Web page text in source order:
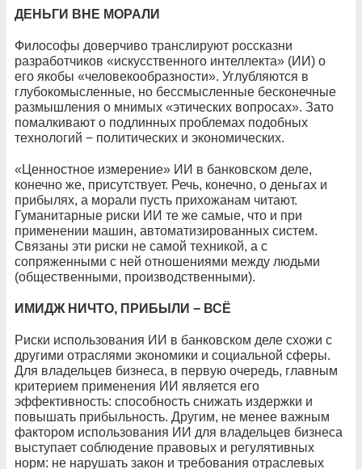
ДЕНЬГИ ВНЕ МОРАЛИ
Философы доверчиво транслируют россказни
разработчиков «искусственного интеллекта» (ИИ) о
его якобы «человекообразности». Углубляются в
глубокомысленные, но бессмысленные бесконечные
размышления о мнимых «этических вопросах». Зато
помалкивают о подлинных проблемах подобных
технологий − политических и экономических.
«Ценностное измерение» ИИ в банковском деле,
конечно же, присутствует. Речь, конечно, о деньгах и
прибылях, а морали пусть прихожанам читают.
Гуманитарные риски ИИ те же самые, что и при
применении машин, автоматизированных систем.
Связаны эти риски не самой техникой, а с
сопряженными с ней отношениями между людьми
(общественными, производственными).
ИМИДЖ НИЧТО, ПРИБЫЛИ − ВСЁ
Риски использования ИИ в банковском деле схожи с
другими отраслями экономики и социальной сферы.
Для владельцев бизнеса, в первую очередь, главным
критерием применения ИИ является его
эффективность: способность снижать издержки и
повышать прибыльность. Другим, не менее важным
фактором использования ИИ для владельцев бизнеса
выступает соблюдение правовых и регулятивных
норм: не нарушать закон и требования отраслевых